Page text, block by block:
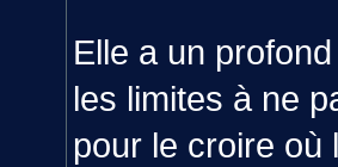
Elle a un
les limites à ne
pour le croire où